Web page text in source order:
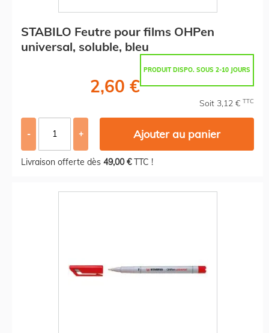
STABILO Feutre pour films OHPen
universal, soluble, bleu
PRODUIT DISPO. SOUS 2-10 JOURS
2,60 €
Soit 3,12 € TTC
- + Ajouter au panier
Livraison offerte dès 49,00 €TTC !